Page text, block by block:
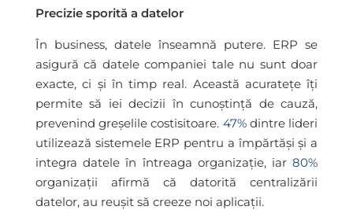
Precizie sporită a datelor
În business, datele înseamnă putere. ERP se
asigură că datele companiei tale nu sunt doar
exacte, ci și în timp real. Această acuratețe îți
permite să iei decizii în cunoștință de cauză,
prevenind greșelile costisitoare. 47%dintre lideri
utilizează sistemele ERP pentru a împărtăși și a
integra datele în întreaga organizație, iar 80%
organizații afirmă că datorită centralizării
datelor, au reușit să creeze noi aplicații.